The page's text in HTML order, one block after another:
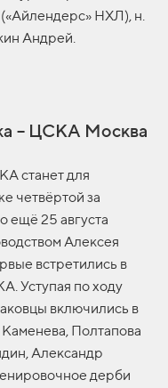
НХЛ), н.
Андрей.
– ЦСКА Москва
станет для
четвёртой за
ещё 25 августа
Алексея
встретились в
Уступая по ходу
включились в
Полтапова
Александр
дерби